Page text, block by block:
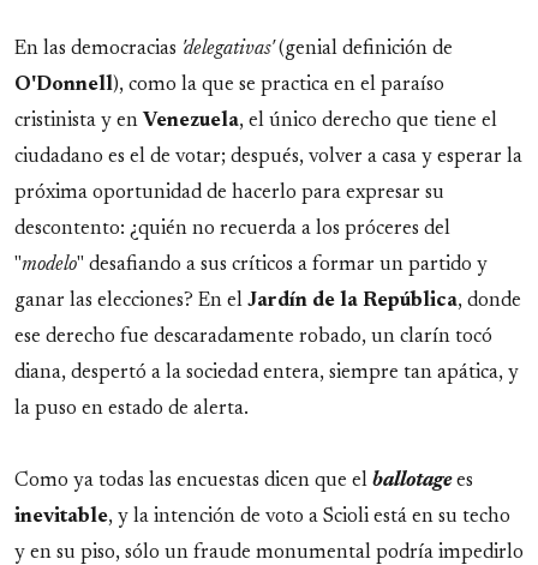
En las democracias 'delegativas'(genial definición de
O'Donnell), como la que se practica en el paraíso
cristinista y en Venezuela, el único derecho que tiene el
ciudadano es el de votar; después, volver a casa y esperar la
próxima oportunidad de hacerlo para expresar su
descontento: ¿quién no recuerda a los próceres del
"modelo" desafiando a sus críticos a formar un partido y
ganar las elecciones? En el Jardín de la República, donde
ese derecho fue descaradamente robado, un clarín tocó
diana, despertó a la sociedad entera, siempre tan apática, y
la puso en estado de alerta.
Como ya todas las encuestas dicen que el ballotagees
inevitable, y la intención de voto a Scioli está en su techo
y en su piso, sólo un fraude monumental podría impedirlo